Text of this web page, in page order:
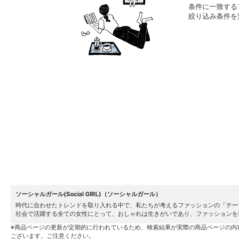
条件に一致す
絞り込み条件
ソーシャルガール(Social GIRL)（ソーシャルガール）
時代に合わせたトレンドを取り入れる中で、私たちが考えるファッションの「テー
社会で活躍する全ての女性にとって、おしゃれは生きがいであり、ファッション
※商品ページの更新が定期的に行われているため、検索結果が実際の商品ページの
ございます。ご注意ください。